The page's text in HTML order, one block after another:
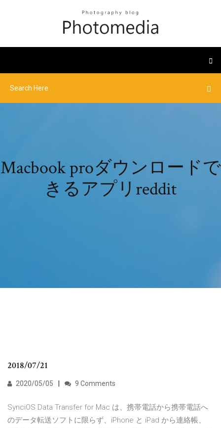
Macbook proダウンロードで
きるアプリreddit
2018/07/21
2020/05/05 9 Comments
SynciOS Data Transfer for Mac は、携帯電話から携帯電話へ
のデータ転送ソフトに限らず、iPhone と iPad から連絡帳、